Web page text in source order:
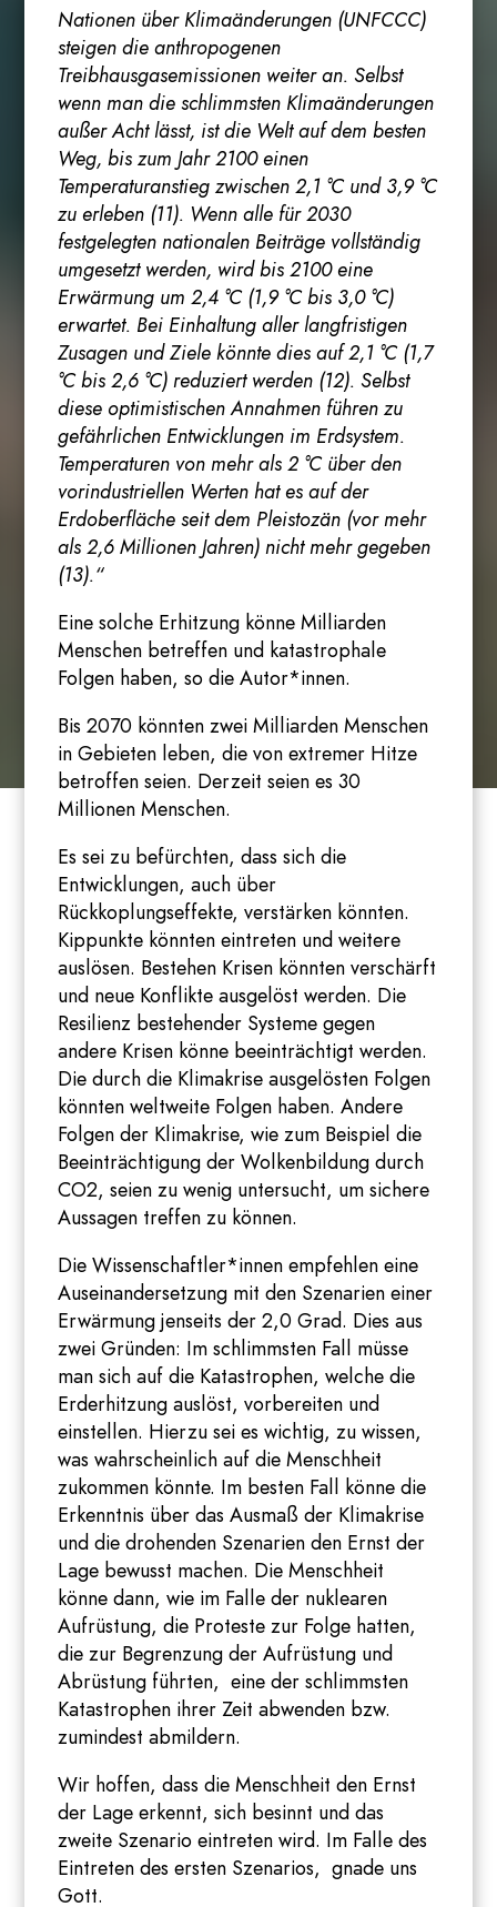
Nationen über Klimaänderungen (UNFCCC)
steigen die anthropogenen
Treibhausgasemissionen weiter an. Selbst
wenn man die schlimmsten Klimaänderungen
außer Acht lässt, ist die Welt auf dem besten
Weg, bis zum Jahr 2100 einen
Temperaturanstieg zwischen 2,1 °C und 3,9 °C
zu erleben (11). Wenn alle für 2030
festgelegten nationalen Beiträge vollständig
umgesetzt werden, wird bis 2100 eine
Erwärmung um 2,4 °C (1,9 °C bis 3,0 °C)
erwartet. Bei Einhaltung aller langfristigen
Zusagen und Ziele könnte dies auf 2,1 °C (1,7
°C bis 2,6 °C) reduziert werden (12). Selbst
diese optimistischen Annahmen führen zu
gefährlichen Entwicklungen im Erdsystem.
Temperaturen von mehr als 2 °C über den
vorindustriellen Werten hat es auf der
Erdoberfläche seit dem Pleistozän (vor mehr
als 2,6 Millionen Jahren) nicht mehr gegeben
(13).“
Eine solche Erhitzung könne Milliarden
Menschen betreffen und katastrophale
Folgen haben, so die Autor*innen.
Bis 2070 könnten zwei Milliarden Menschen
in Gebieten leben, die von extremer Hitze
betroffen seien. Derzeit seien es 30
Millionen Menschen.
Es sei zu befürchten, dass sich die
Entwicklungen, auch über
Rückkoplungseffekte, verstärken könnten.
Kippunkte könnten eintreten und weitere
auslösen. Bestehen Krisen könnten verschärft
und neue Konflikte ausgelöst werden. Die
Resilienz bestehender Systeme gegen
andere Krisen könne beeinträchtigt werden.
Die durch die Klimakrise ausgelösten Folgen
könnten weltweite Folgen haben. Andere
Folgen der Klimakrise, wie zum Beispiel die
Beeinträchtigung der Wolkenbildung durch
CO2, seien zu wenig untersucht, um sichere
Aussagen treffen zu können.
Die Wissenschaftler*innen empfehlen eine
Auseinandersetzung mit den Szenarien einer
Erwärmung jenseits der 2,0 Grad. Dies aus
zwei Gründen: Im schlimmsten Fall müsse
man sich auf die Katastrophen, welche die
Erderhitzung auslöst, vorbereiten und
einstellen. Hierzu sei es wichtig, zu wissen,
was wahrscheinlich auf die Menschheit
zukommen könnte. Im besten Fall könne die
Erkenntnis über das Ausmaß der Klimakrise
und die drohenden Szenarien den Ernst der
Lage bewusst machen. Die Menschheit
könne dann, wie im Falle der nuklearen
Aufrüstung, die Proteste zur Folge hatten,
die zur Begrenzung der Aufrüstung und
Abrüstung führten, eine der schlimmsten
Katastrophen ihrer Zeit abwenden bzw.
zumindest abmildern.
Wir hoffen, dass die Menschheit den Ernst
der Lage erkennt, sich besinnt und das
zweite Szenario eintreten wird. Im Falle des
Eintreten des ersten Szenarios, gnade uns
Gott.